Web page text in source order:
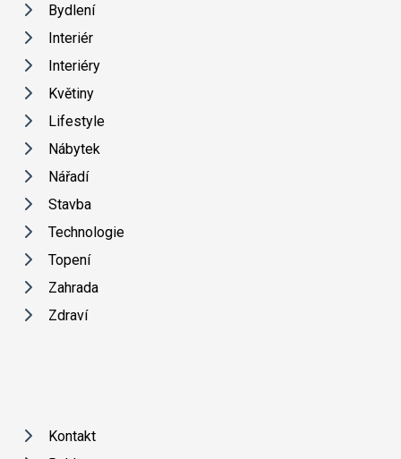
Bydlení
Interiér
Interiéry
Květiny
Lifestyle
Nábytek
Nářadí
Stavba
Technologie
Topení
Zahrada
Zdraví
Kontakt